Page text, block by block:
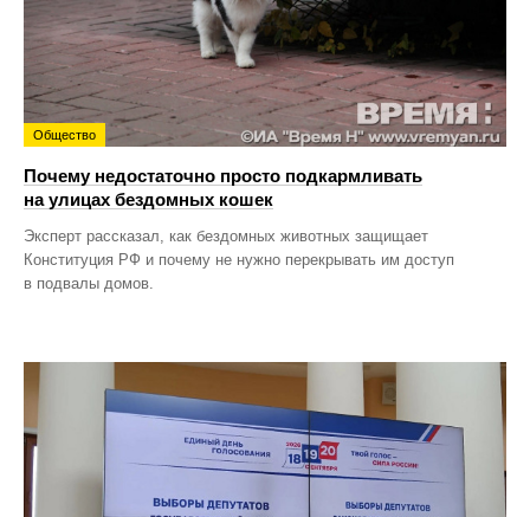
Общество
Почему недостаточно просто подкармливать
на улицах бездомных кошек
Эксперт рассказал, как бездомных животных защищает
Конституция РФ и почему не нужно перекрывать им доступ
в подвалы домов.